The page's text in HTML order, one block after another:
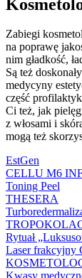
Zabiegi
na poprawę
nim gładkość,
Są też
medycyny
część
Ci też, jak
z włosami i
mogą też
EstGen
CELLU M6
Toning Peel
THESERA
Rytuał
Laser frakcyjny